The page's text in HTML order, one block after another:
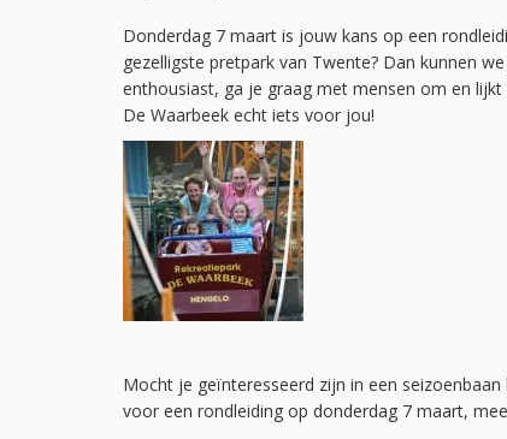
Donderdag 7 maart is jouw kans op een
gezelligste pretpark van Twente? Dan kunnen
enthousiast, ga je graag met mensen om en
De Waarbeek echt iets voor jou!
Mocht je geïnteresseerd zijn in een
voor een rondleiding op donderdag 7 maart,